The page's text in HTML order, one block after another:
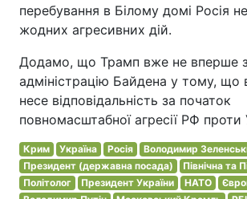
перебування в Білому домі Росія
жодних агресивних дій.
Додамо, що Трамп вже не вперше
адміністрацію Байдена у тому, що
несе відповідальність за початок
повномасштабної агресії РФ проти
Крим Україна Росія
Володимир
Президент (державна посада)
Північна та
Політолог
Президент України НАТО